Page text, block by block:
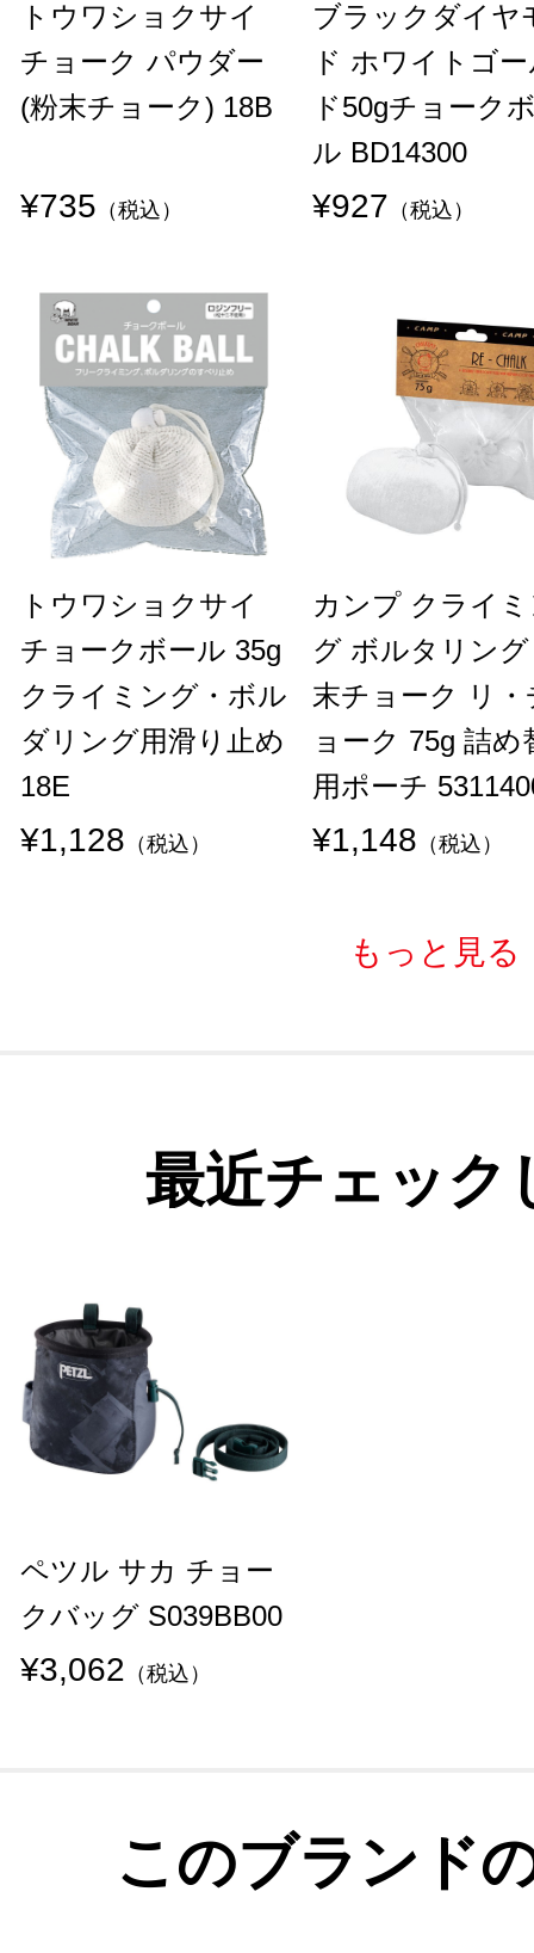
トウワショクサイ
チョーク パウダー
(粉末チョーク) 18B
¥735 （税込）
ブラックダイヤ
ド ホワイトゴ
ド50gチョーク
ル BD14300
¥927 （税込）
トウワショクサイ
チョークボール 35g
クライミング・ボル
ダリング用滑り止め
18E
¥1,128 （税込）
カンプ クライ
グ ボルタリン
末チョーク リ・
ョーク 75g 詰め
用ポーチ
¥1,148 （税込）
もっと見る
最近チェック
ペツル サカ チョー
クバッグ S039BB00
¥3,062 （税込）
このブランド